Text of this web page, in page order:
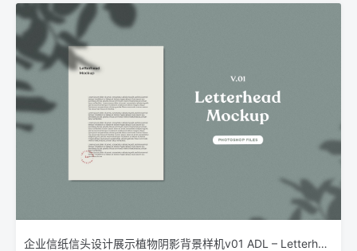
企业信纸信头设计展示植物阴影背景样机v01 ADL – Letterhead Mockup.v01